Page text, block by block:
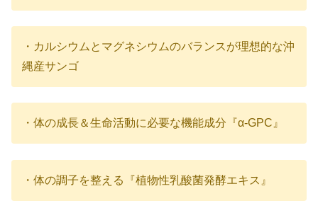
・カルシウムとマグネシウムのバランスが理想的な沖
縄産サンゴ
・体の成長＆生命活動に必要な機能成分『α-GPC』
・体の調子を整える『植物性乳酸菌発酵エキス』